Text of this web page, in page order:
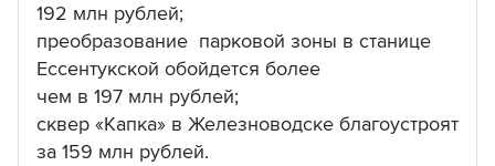
192 млн рублей;
преобразование парковой зоны в станице
Ессентукской обойдется более
чем в 197 млн рублей;
сквер «Капка» в Железноводске благоустроят
за 159 млн рублей.